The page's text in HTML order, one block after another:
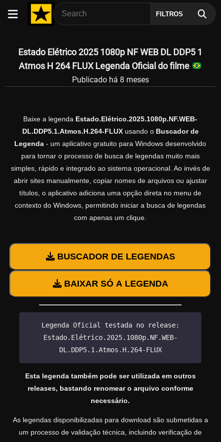
FILTROS
Estado Elétrico 2025 1080p NF WEB DL DDP5 1
Atmos H 264 FLUX Legenda Oficial do filme
Publicado há 8 meses
Baixe a legenda Estado.Elétrico.2025.1080p.NF.WEB-
DL.DDP5.1.Atmos.H.264-FLUXusando o Buscador de
Legenda - um aplicativo gratuito para Windows desenvolvido
para tornar o processo de busca de legendas muito mais
simples, rápido e integrado ao sistema operacional. Ao invés de
abrir sites manualmente, copiar nomes de arquivos ou ajustar
títulos, o aplicativo adiciona uma opção direta no menu de
contexto do Windows, permitindo iniciar a busca de legendas
com apenas um clique.
BUSCADOR DE LEGENDAS
BAIXAR SÓ A LEGENDA
Legenda Oficial testada no release:
Estado.Elétrico.2025.1080p.NF.WEB-
DL.DDP5.1.Atmos.H.264-FLUX
Esta legenda também pode ser utilizada em outros
releases, bastando renomear o arquivo conforme
necessário.
As legendas disponibilizadas para download são submetidas a
um processo de validação técnica, incluindo verificação de